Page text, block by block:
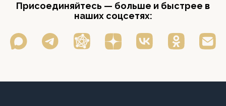
Присоединяйтесь — больше и быстрее в
наших соцсетях: